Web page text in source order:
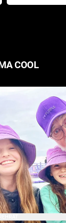
přichází s
COOL